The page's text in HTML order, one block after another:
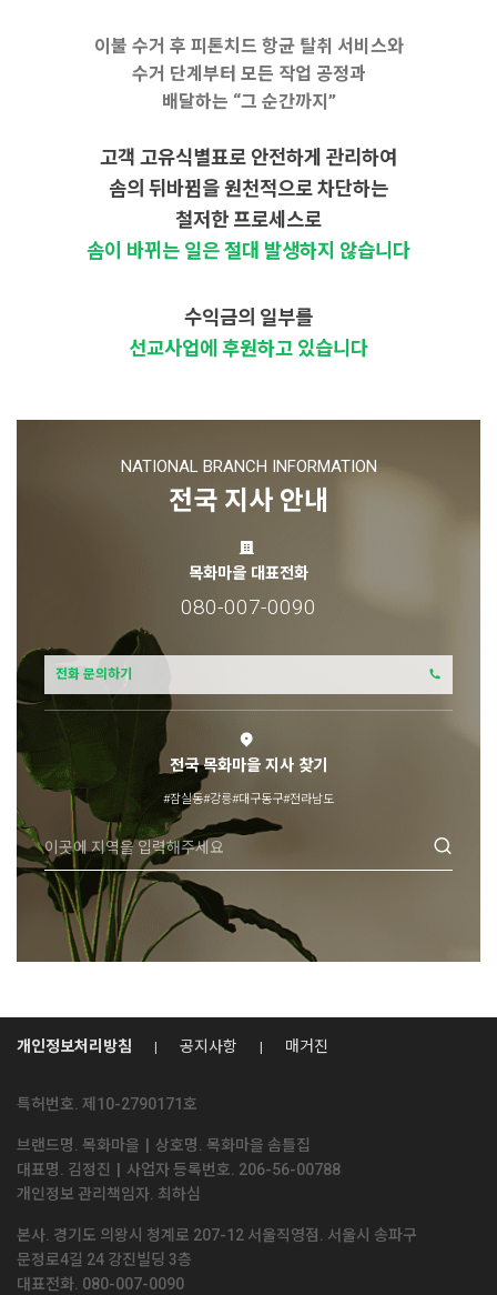
이불 수거 후 피톤치드 항균 탈취 서비스와
수거 단계부터 모든 작업 공정과
배달하는 “그 순간까지”
고객 고유식별표로 안전하게 관리하여
솜의 뒤바뀜을 원천적으로 차단하는
철저한 프로세스로
솜이 바뀌는 일은 절대 발생하지 않습니다
수익금의 일부를
선교사업에 후원하고 있습니다
NATIONAL BRANCH INFORMATION
전국 지사 안내
목화마을 대표전화
080-007-0090
전화 문의하기
전국 목화마을 지사 찾기
#잠실동#강릉#대구동구#전라남도
개인정보처리방침 공지사항 매거진
특허번호. 제10-2790171호
브랜드명. 목화마을
상호명. 목화마을 솜틀집
대표명. 김정진
사업자 등록번호. 206-56-00788
개인정보 관리책임자. 최하심
본사. 경기도 의왕시 청계로 207-12 서울직영점. 서울시 송파구
문정로4길 24 강진빌딩 3층
대표전화. 080-007-0090
전화상담